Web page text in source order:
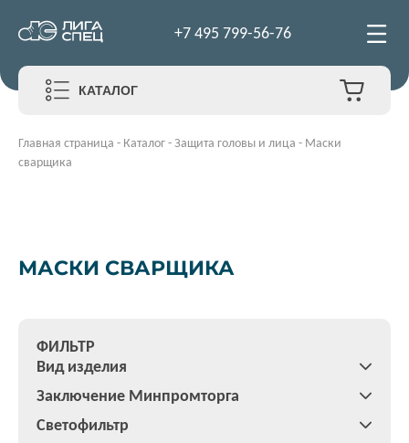
+7 495 799-56-76
КАТАЛОГ
Главная страница - Каталог-Защита головы и лица - Маски
сварщика
МАСКИ СВАРЩИКА
ФИЛЬТР
Вид изделия
Заключение Минпромторга
Светофильтр